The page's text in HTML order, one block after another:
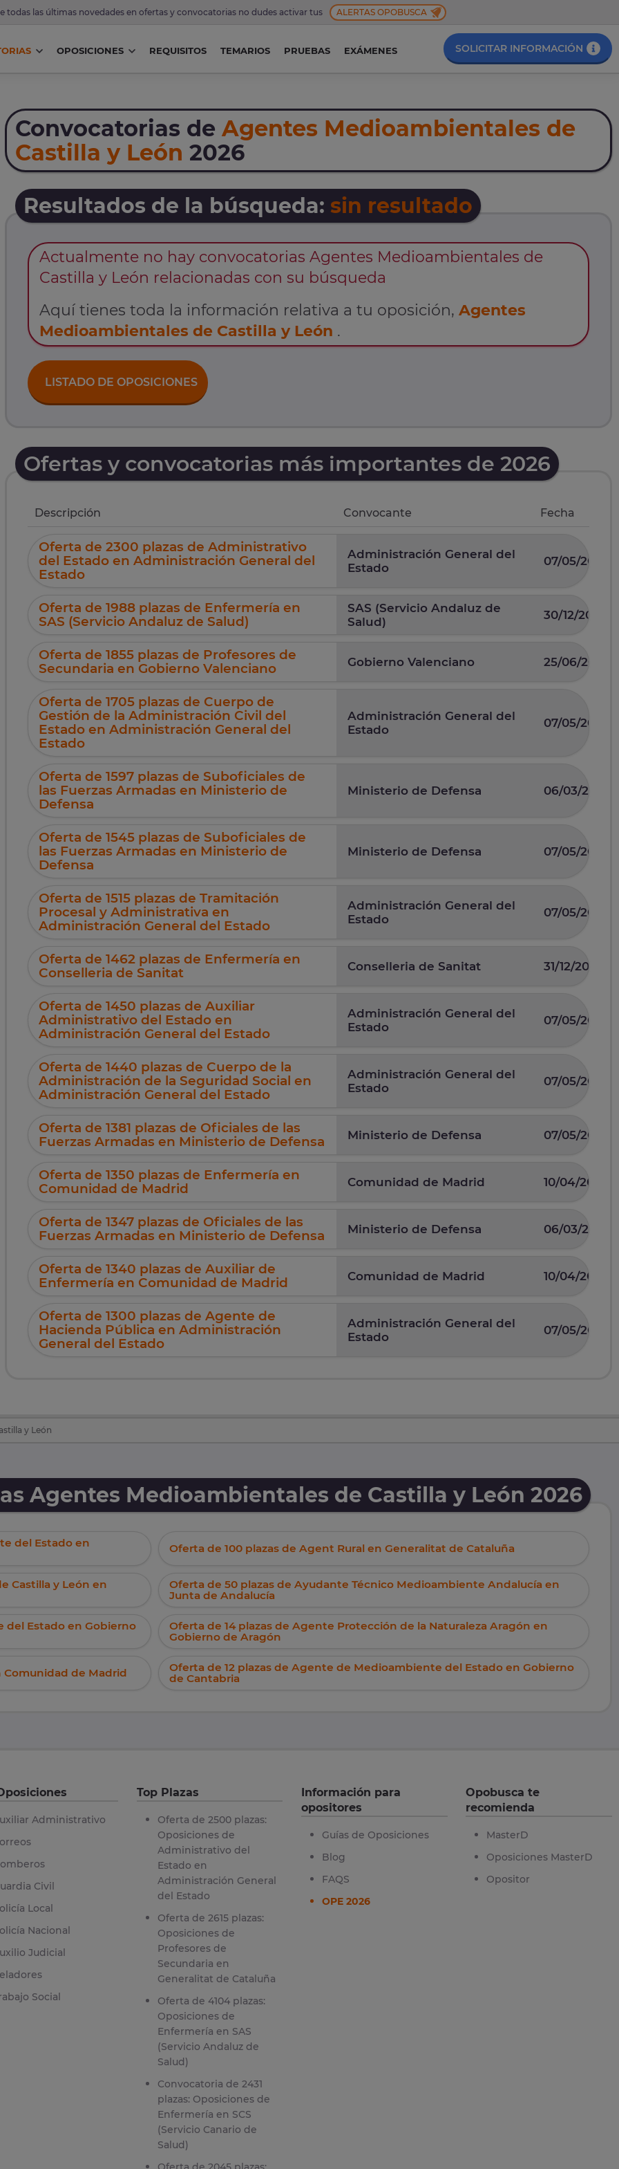
todas las últimas novedades en ofertas y convocatorias no dudes activar tus ALERTAS OPOBUSCA
OPOSICIONES REQUISITOS TEMARIOS PRUEBAS EXÁMENES SOLICITAR INFORMACIÓN
Convocatorias de Agentes Medioambientales de
Castilla y León 2026
Resultados de la búsqueda: sin resultado
Actualmente no hay convocatorias Agentes Medioambientales de
Castilla y León relacionadas con su búsqueda
Aquí tienes toda la información relativa a tu oposición, Agentes
Medioambientales de Castilla y León .
LISTADO DE OPOSICIONES
Ofertas y convocatorias más importantes de 2026
Descripción Convocante Fecha
Oferta de 2300 plazas de Administrativo
del Estado en Administración General del
Estado
Administración General del
Estado
07/05/2026
Oferta de 1988 plazas de Enfermería en
SAS (Servicio Andaluz de Salud)
SAS (Servicio Andaluz de
Salud)
30/12/2025
Oferta de 1855 plazas de Profesores de
Secundaria en Gobierno Valenciano
Gobierno Valenciano 25/06/2026
Oferta de 1705 plazas de Cuerpo de
Gestión de la Administración Civil del
Estado en Administración General del
Estado
Administración General del
Estado
07/05/2026
Oferta de 1597 plazas de Suboficiales de
las Fuerzas Armadas en Ministerio de
Defensa
Ministerio de Defensa 06/03/2026
Oferta de 1545 plazas de Suboficiales de
las Fuerzas Armadas en Ministerio de
Defensa
Ministerio de Defensa 07/05/2025
Oferta de 1515 plazas de Tramitación
Procesal y Administrativa en
Administración General del Estado
Administración General del
Estado
07/05/2026
Oferta de 1462 plazas de Enfermería en
Conselleria de Sanitat
Conselleria de Sanitat 31/12/2025
Oferta de 1450 plazas de Auxiliar
Administrativo del Estado en
Administración General del Estado
Administración General del
Estado
07/05/2026
Oferta de 1440 plazas de Cuerpo de la
Administración de la Seguridad Social en
Administración General del Estado
Administración General del
Estado
07/05/2026
Oferta de 1381 plazas de Oficiales de las
Fuerzas Armadas en Ministerio de Defensa
Ministerio de Defensa 07/05/2025
Oferta de 1350 plazas de Enfermería en
Comunidad de Madrid
Comunidad de Madrid 10/04/2025
Oferta de 1347 plazas de Oficiales de las
Fuerzas Armadas en Ministerio de Defensa
Ministerio de Defensa 06/03/2026
Oferta de 1340 plazas de Auxiliar de
Enfermería en Comunidad de Madrid
Comunidad de Madrid 10/04/2025
Oferta de 1300 plazas de Agente de
Hacienda Pública en Administración
General del Estado
Administración General del
Estado
07/05/2026
y León
Agentes Medioambientales de Castilla y León 2026
del Estado en
Oferta de 100 plazas de Agent Rural en Generalitat de Cataluña
Castilla y León en
Oferta de 50 plazas de Ayudante Técnico Medioambiente Andalucía en
Junta de Andalucía
del Estado en Gobierno
Oferta de 14 plazas de Agente Protección de la Naturaleza Aragón en
Gobierno de Aragón
Comunidad de Madrid
Oferta de 12 plazas de Agente de Medioambiente del Estado en Gobierno
de Cantabria
Administrativo
Civil
Local
Nacional
Judicial
Social
Top Plazas
Oferta de 2500 plazas:
Oposiciones de
Administrativo del
Estado en
Administración General
del Estado
Oferta de 2615 plazas:
Oposiciones de
Profesores de
Secundaria en
Generalitat de Cataluña
Oferta de 4104 plazas:
Oposiciones de
Enfermería en SAS
(Servicio Andaluz de
Salud)
Convocatoria de 2431
plazas: Oposiciones de
Enfermería en SCS
(Servicio Canario de
Salud)
Información para
opositores
Guías de Oposiciones
Blog
FAQS
OPE 2026
Opobusca te
recomienda
MasterD
Oposiciones MasterD
Opositor